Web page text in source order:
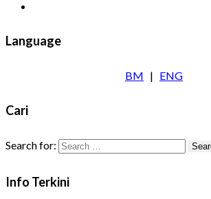
Language
BM | ENG
Cari
Search for:
Info Terkini